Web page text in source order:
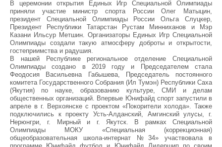
В церемонии открытия Единых Игр Специальной Олимпиады
приняли участие министр спорта России Олег Матыцин,
президент Специальной Олимпиады России Ольга Слуцкер,
Президент Республики Татарстан Рустам Минниханов и Мэр
Казани Ильсур Метшин. Организаторы Единых Игр Специальной
Олимпиады создали такую атмосферу доброты и открытости,
гостеприимства и радушия.
В нашей Республике региональное отделение Специальной
Олимпиады создано в 2019 году и Председателем стала
Феодосия Васильевна Габышева, Председатель постоянного
комитета Государственного Собрания (Ил Тумэн) Республики Саха
(Якутия) по науке, образованию культуре, СМИ и делам
общественных организаций. Впервые Юнифайд спорт запустили в
апреле в г. Верхоянске с проектом «Покорители холода». Также
подключились к проекту Усть-Алданский, Амгинский улусы, г.
Нерюнгри, г. Мирный и г. Якутск. В рамках Специальной
Олимпиады МОКУ «Специальная (коррекционная)
общеобразовательная школа-интернат №34» участвовала в